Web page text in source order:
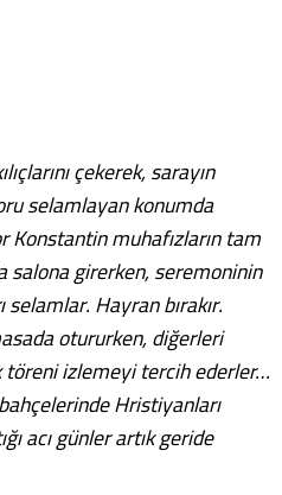
çekerek, sarayın
selamlayan konumda
muhafızların tam
salona girerken, seremoninin
Hayran bırakır.
otururken, diğerleri
izlemeyi tercih ederler…
Hristiyanları
acı günler artık geride